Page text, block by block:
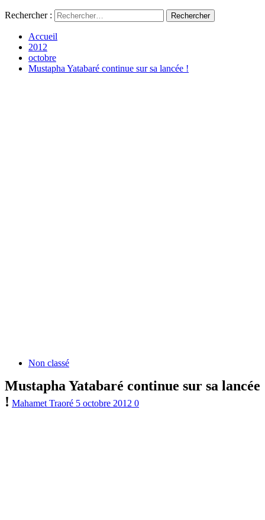
Rechercher :
Accueil
2012
octobre
Mustapha Yatabaré continue sur sa lancée !
Non classé
Mustapha Yatabaré continue sur sa lancée
! Mahamet Traoré 5 octobre 2012 0